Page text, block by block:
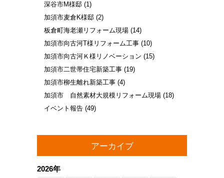
深谷市M様邸 (1)
加須市麦倉K様邸 (2)
板倉町海老瀬リフォーム現場 (14)
加須市向古河T様リフォーム工事 (10)
加須市向古河Ｋ様リノベーション (15)
加須市二世帯住宅新築工事 (19)
加須市柳生離れ新築工事 (4)
加須市 自然素材大規模リフォーム現場 (18)
イベント報告 (49)
アーカイブ
2026年